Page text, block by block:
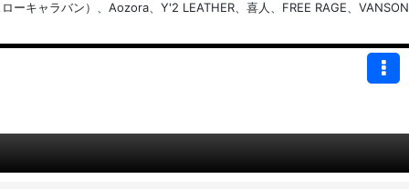
キャラバン）、Aozora、Y'2 LEATHER、喜人、FREE RAGE、VANSON